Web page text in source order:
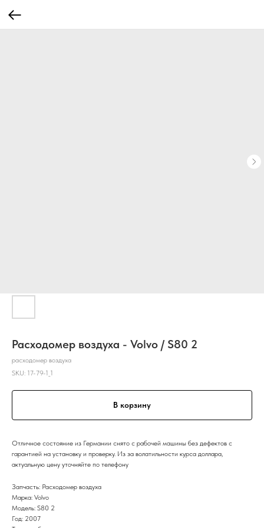
Расходомер воздуха - Volvo / S80 2
расходомер воздуха
SKU: 17-79-1_1
В корзину
Отличное состояние из Германии снято с рабочей машины без дефектов с
гарантией на установку и проверку. Из за волатильности курса доллара,
актуальную цену уточняйте по телефону
Запчасть: Расходомер воздуха
Марка: Volvo
Модель: S80 2
Год: 2007